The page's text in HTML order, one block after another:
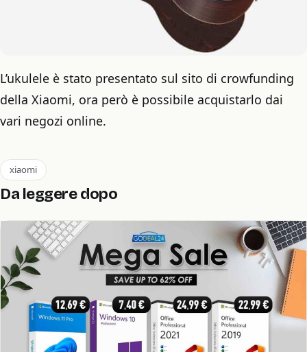
L’ukulele è stato presentato sul sito di crowfunding
della Xiaomi, ora però è possibile acquistarlo dai
vari negozi online.
xiaomi
Da leggere dopo